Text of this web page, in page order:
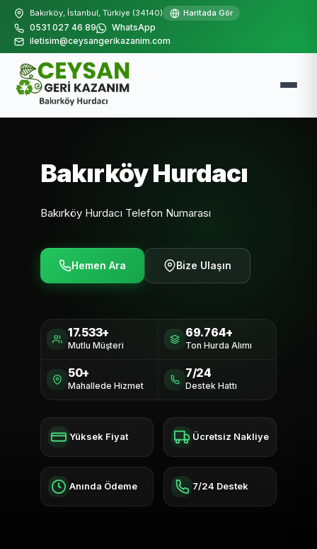
Bakırköy, İstanbul, Türkiye (34140) Haritada Gör
0531 027 46 89
WhatsApp
iletisim@ceysangerikazanim.com
Bakırköy Hurdacı
Bakırköy Hurdacı Telefon Numarası
Hemen Ara Bize Ulaşın
17.533+
Mutlu Müşteri
69.764+
Ton Hurda Alımı
50+
Mahallede Hizmet
7/24
Destek Hattı
Yüksek Fiyat Ücretsiz Nakliye
Anında Ödeme 7/24 Destek